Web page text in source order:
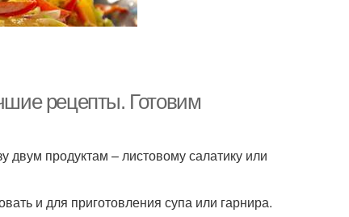
рецепты. Готовим
двум продуктам – листовому салатику или
и для приготовления супа или гарнира.